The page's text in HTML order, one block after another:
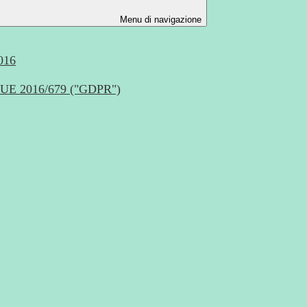
Menu di navigazione
2016/679 ("GDPR")